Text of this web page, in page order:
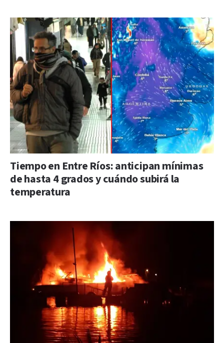
Tiempo en Entre Ríos: anticipan mínimas
de hasta 4 grados y cuándo subirá la
temperatura